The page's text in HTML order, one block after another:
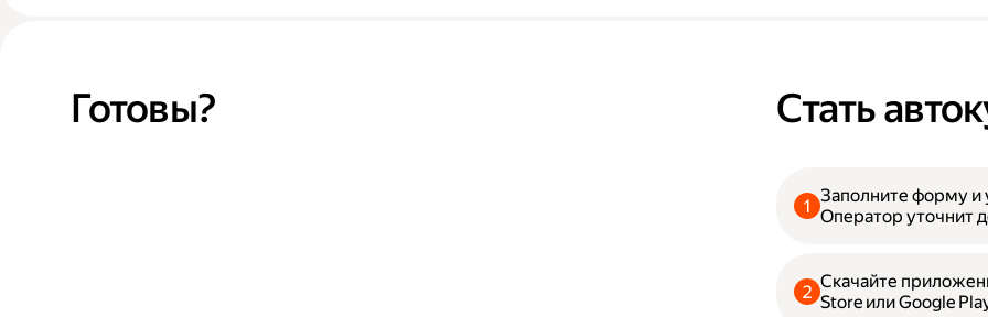
Готовы? Стать
Заполните форму и
Оператор уточнит
Скачайте
Store или Google